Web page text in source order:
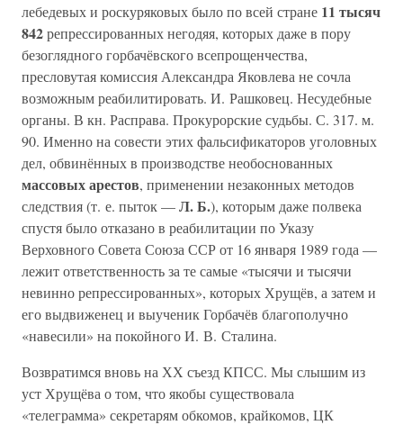
лебедевых и роскуряковых было по всей стране 11 тысяч
842репрессированных негодяя, которых даже в пору
безоглядного горбачёвского всепрощенчества,
пресловутая комиссия Александра Яковлева не сочла
возможным реабилитировать. И. Рашковец. Несудебные
органы. В кн. Расправа. Прокурорские судьбы. С. 317. м.
90. Именно на совести этих фальсификаторов уголовных
дел, обвинённых в производстве необоснованных
массовых арестов, применении незаконных методов
следствия (т. е. пыток —Л. Б.), которым даже полвека
спустя было отказано в реабилитации по Указу
Верховного Совета Союза ССР от 16 января 1989 года —
лежит ответственность за те самые «тысячи и тысячи
невинно репрессированных», которых Хрущёв, а затем и
его выдвиженец и выученик Горбачёв благополучно
«навесили» на покойного И. В. Сталина.
Возвратимся вновь на ХХ съезд КПСС. Мы слышим из
уст Хрущёва о том, что якобы существовала
«телеграмма» секретарям обкомов, крайкомов, ЦК